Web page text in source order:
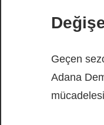
Geçen
Adana